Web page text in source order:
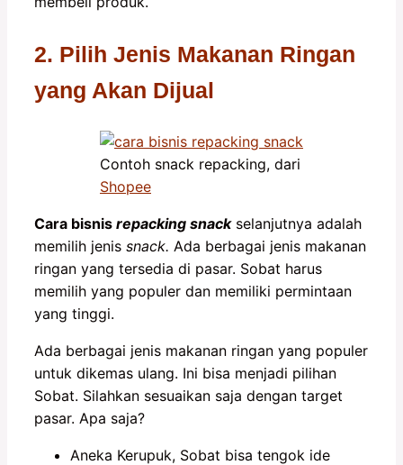
2. Pilih Jenis Makanan Ringan
yang Akan Dijual
Contoh snack repacking, dari
Shopee
Cara bisnis repacking snackselanjutnya adalah
memilih jenis snack. Ada berbagai jenis makanan
ringan yang tersedia di pasar. Sobat harus
memilih yang populer dan memiliki permintaan
yang tinggi.
Ada berbagai jenis makanan ringan yang populer
untuk dikemas ulang. Ini bisa menjadi pilihan
Sobat. Silahkan sesuaikan saja dengan target
pasar. Apa saja?
Aneka Kerupuk, Sobat bisa tengok ide